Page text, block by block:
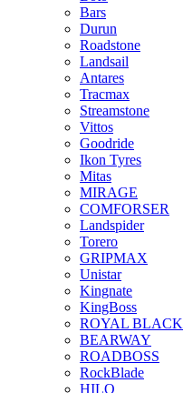
Bars
Durun
Roadstone
Landsail
Antares
Tracmax
Streamstone
Vittos
Goodride
Ikon Tyres
Mitas
MIRAGE
COMFORSER
Landspider
Torero
GRIPMAX
Unistar
Kingnate
KingBoss
ROYAL BLACK
BEARWAY
ROADBOSS
RockBlade
HILO